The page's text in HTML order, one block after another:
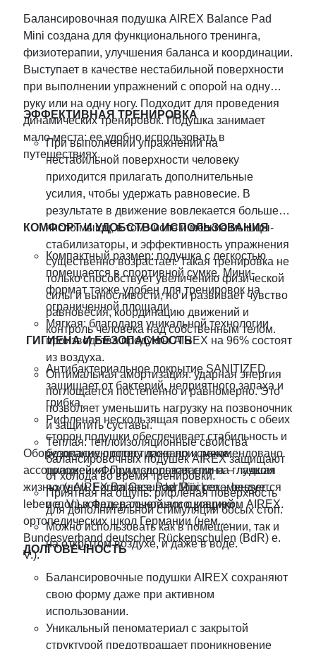
Балансировочная подушка AIREX Balance Pad
Mini создана для функционального тренинга,
физиотерапии, улучшения баланса и координации.
Выступает в качестве нестабильной поверхности
при выполнении упражнений с опорой на одну
руку или на одну ногу. Подходит для проведения
динамических тренировок. Подушка занимает
мало места: ее удобно использовать в
путешествиях.
ЭФФЕКТИВНАЯ ТРЕНИРОВКА
Пpи выполнении упражнений на
нестабильной поверхности человеку
приходится прилагать дополнительные
усилия, чтобы удержать равновесие. В
результате в движение вовлекается большее
число мышц, в том числе и мелкие мышцы-
стабилизаторы, и эффективность упражнения
существенно возрастает. Такая тренировка не
только способствует увеличению физической
силы и выносливости, но и развивает чувство
равновесия, координацию движений и
контроль человека над собственным телом.
КОМФОРТ И УДОБСТВО ИСПОЛЬЗОВАНИЯ
Компактный размер: подушка с легкостью
помещается в спортивной сумке. Мини-
формат также удобен для тренировок на
ограниченной площади.
Мягкая: благодаря уникальной технологии
производства продукты AIREX на 96% состоят
из воздуха.
Оптимальная амортизация: ударная энергия
поглощается постепенно и равномерно. Это
позволяет уменьшить нагрузку на позвоночник
и защитить суставы.
Теплая: теплоизоляционные свойства
балансировочных подушек AIREX защищают
от холода во время тренировки.
Приятная на ощупь: рифленая поверхность
для дополнительной стимуляции босых стоп.
Можно использовать как в помещении, так и
на открытом воздухе, и даже в воде.
ГИГИЕНА И БЕЗОПАСНОСТЬ
Антибактериальное покрытие SANITIZED
защищает от бактерий, неприятного запаха и
грибка.
Рифленая нескользящая поверхность с обеих
сторон подушки обеспечивает стабильность и
безопасную опору даже при смене
положения. При использовании на гладком
полу AIREX Balance Pad Mini рекомендуется
использовать в сочетании с ковриком AIREX.
Оборудование протестировано и рекомендовано
ассоциацией «Форум: здоровая спина – лучшая
жизнь» (нем. Forum Gesunder Rücken – besser
leben e. V.) и Федеральной ассоциацией
ортопедических школ Германии (нем.
Bundesverband deutscher Rückenschulen (BdR) e.
V.).
ДОЛГОВЕЧНОСТЬ
Балансировочные подушки AIREX сохраняют
свою форму даже при активном
использовании.
Уникальный пеноматериал с закрытой
структурой предотвращает проникновение